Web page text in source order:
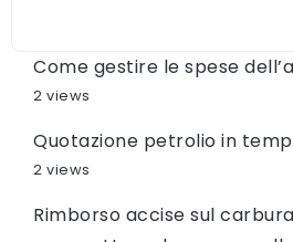
Come gestire le spese
2 views
Quotazione petrolio in
2 views
Rimborso accise sul